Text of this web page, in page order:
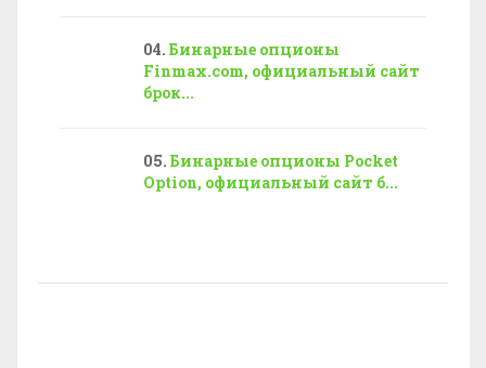
Бинарные опционы
Finmax.com, официальный сайт
брок...
Бинарные опционы Pocket
Option, официальный сайт б...